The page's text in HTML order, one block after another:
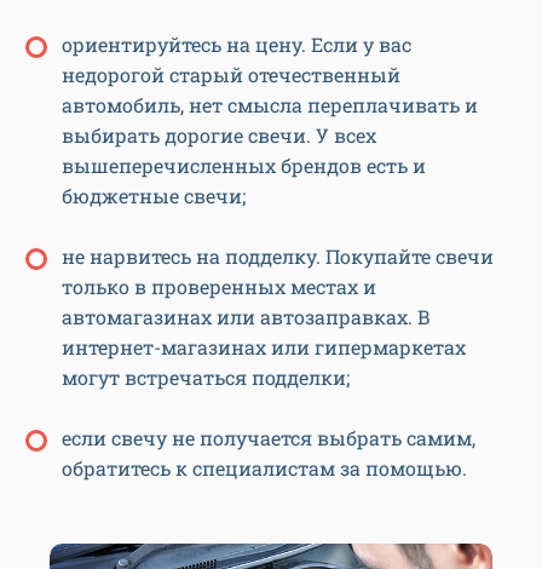
ориентируйтесь на цену. Если у вас
недорогой старый отечественный
автомобиль, нет смысла переплачивать и
выбирать дорогие свечи. У всех
вышеперечисленных брендов есть и
бюджетные свечи;
не нарвитесь на подделку. Покупайте свечи
только в проверенных местах и
автомагазинах или автозаправках. В
интернет-магазинах или гипермаркетах
могут встречаться подделки;
если свечу не получается выбрать самим,
обратитесь к специалистам за помощью.